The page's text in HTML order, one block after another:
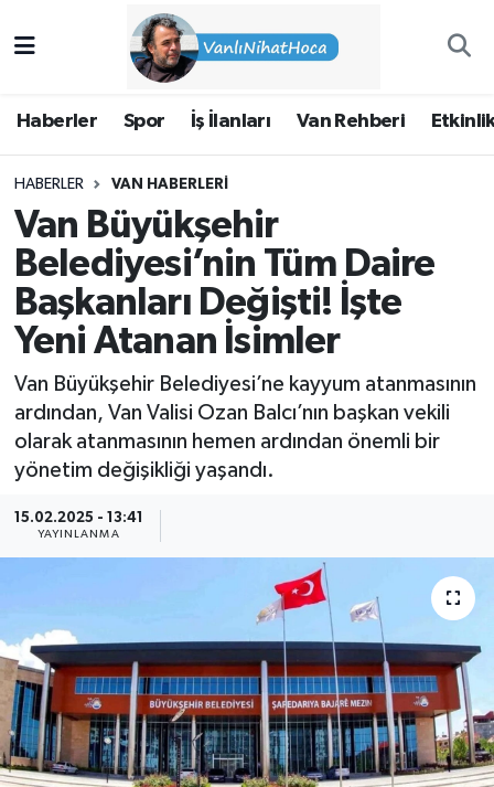
Haberler Spor İş İlanları Van Rehberi
HABERLER VAN HABERLERI
Van Büyükşehir
Belediyesi’nin Tüm Daire
Başkanları Değişti! İşte
Yeni Atanan İsimler
Van Büyükşehir Belediyesi’ne kayyum atanmasının
ardından, Van Valisi Ozan Balcı’nın başkan vekili
olarak atanmasının hemen ardından önemli bir
yönetim değişikliği yaşandı.
15.02.2025 - 13:41
YAYINLANMA
Van Rehberi
Etkinlikler
Hakkımda
İpekyolu Nöbetçi Eczaneler
Süper Lig Puan Durumu ve Fikstür
Tüm Manşetler
Haber Arşivi